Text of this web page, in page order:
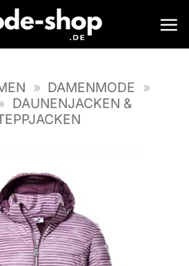
» DAMENMODE »
DAUNENJACKEN &